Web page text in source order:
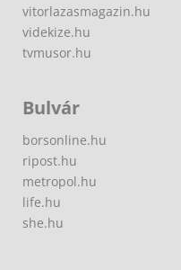
vitorlazasmagazin.hu
videkize.hu
tvmusor.hu
Bulvár
borsonline.hu
ripost.hu
metropol.hu
life.hu
she.hu